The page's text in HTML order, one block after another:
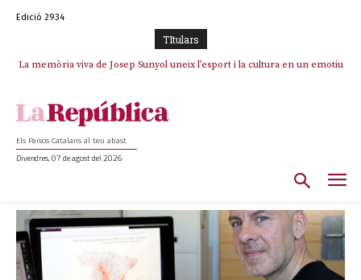
Edició 2934
TItulars
La memòria viva de Josep Sunyol uneix l’esport i la cultura en un emotiu
Els Països Catalans al teu abast
Divendres, 07 de agost del 2026